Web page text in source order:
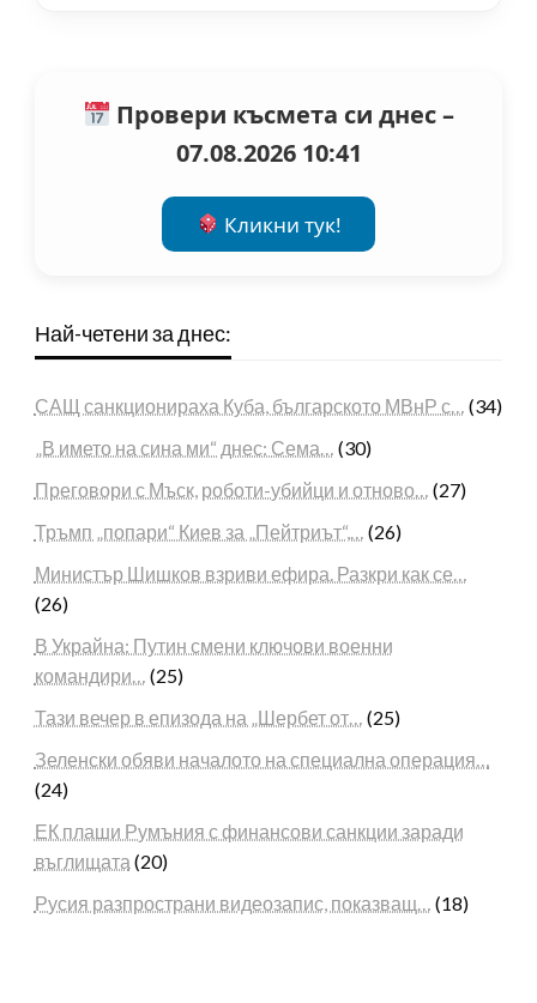
Провери късмета си днес –
07.08.2026 10:41
Кликни тук!
Най-четени за днес:
САЩ санкционираха Куба, българското МВнР с…
(34)
„В името на сина ми“ днес: Сема…
(30)
Преговори с Мъск, роботи-убийци и отново…
(27)
Тръмп „попари“ Киев за „Пейтриът“,…
(26)
Министър Шишков взриви ефира. Разкри как се…
(26)
В Украйна: Путин смени ключови военни
командири…
(25)
Тази вечер в епизода на „Шербет от…
(25)
Зеленски обяви началото на специална операция…
(24)
ЕК плаши Румъния с финансови санкции заради
въглищата (20)
Русия разпространи видеозапис, показващ…
(18)